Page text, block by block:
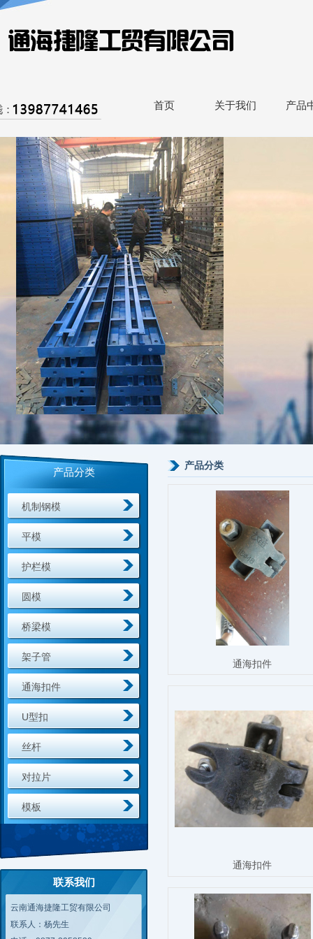
首页 关于我们 产品
产品分类
机制钢模
平模
护栏模
圆模
桥梁模
架子管
通海扣件
U型扣
丝杆
对拉片
模板
联系我们
云南通海捷隆工贸有限公司
联系人：杨先生
产品分类
通海扣件
通海扣件